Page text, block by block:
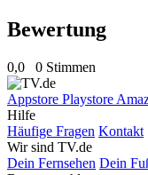
Bewertung
0,0 0 Stimmen
Appstore Playstore
Hilfe
Häufige Fragen Kontakt
Wir sind TV.de
Dein Fernsehen Dein